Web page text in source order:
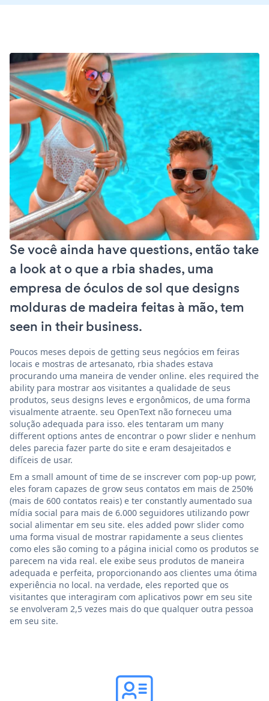
Se você ainda have questions, então take
a look at o que a rbia shades, uma
empresa de óculos de sol que designs
molduras de madeira feitas à mão, tem
seen in their business.
Poucos meses depois de getting seus negócios em feiras
locais e mostras de artesanato, rbia shades estava
procurando uma maneira de vender online. eles required the
ability para mostrar aos visitantes a qualidade de seus
produtos, seus designs leves e ergonômicos, de uma forma
visualmente atraente. seu OpenText não forneceu uma
solução adequada para isso. eles tentaram um many
different options antes de encontrar o powr slider e nenhum
deles parecia fazer parte do site e eram desajeitados e
difíceis de usar.
Em a small amount of time de se inscrever com pop-up powr,
eles foram capazes de grow seus contatos em mais de 250%
(mais de 600 contatos reais) e ter constantly aumentado sua
mídia social para mais de 6.000 seguidores utilizando powr
social alimentar em seu site. eles added powr slider como
uma forma visual de mostrar rapidamente a seus clientes
como eles são coming to a página inicial como os produtos se
parecem na vida real. ele exibe seus produtos de maneira
adequada e perfeita, proporcionando aos clientes uma ótima
experiência no local. na verdade, eles reported que os
visitantes que interagiram com aplicativos powr em seu site
se envolveram 2,5 vezes mais do que qualquer outra pessoa
em seu site.